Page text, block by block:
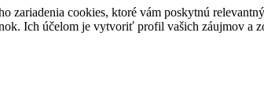
zariadenia cookies, ktoré vám poskytnú
Ich účelom je vytvoriť profil vašich záujmov a